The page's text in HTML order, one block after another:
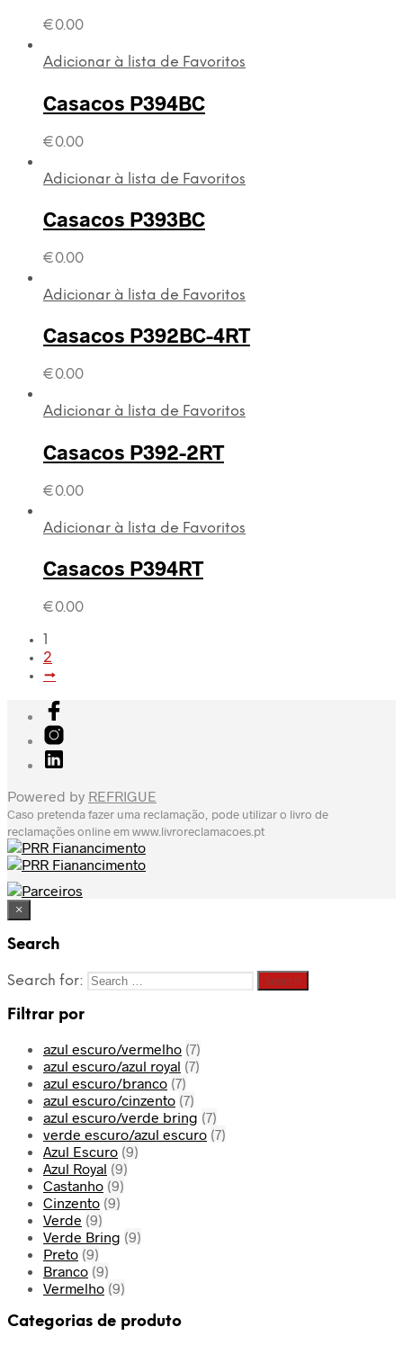
€0.00
Adicionar à lista de Favoritos
Casacos P394BC
€0.00
Adicionar à lista de Favoritos
Casacos P393BC
€0.00
Adicionar à lista de Favoritos
Casacos P392BC-4RT
€0.00
Adicionar à lista de Favoritos
Casacos P392-2RT
€0.00
Adicionar à lista de Favoritos
Casacos P394RT
€0.00
1
2
→
Powered by REFRIGUE
Caso pretenda fazer uma reclamação, pode utilizar o livro de
reclamações online emwww.livroreclamacoes.pt
×
Search
Search for:
Filtrar por
azul escuro/vermelho (7)
azul escuro/azul royal (7)
azul escuro/branco (7)
azul escuro/cinzento (7)
azul escuro/verde bring (7)
verde escuro/azul escuro (7)
Azul Escuro (9)
Azul Royal (9)
Castanho (9)
Cinzento (9)
Verde (9)
Verde Bring (9)
Preto (9)
Branco (9)
Vermelho (9)
Categorias de produto